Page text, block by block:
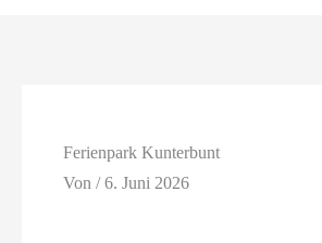
Ferienpark Kunterbunt
Von/6. Juni 2026